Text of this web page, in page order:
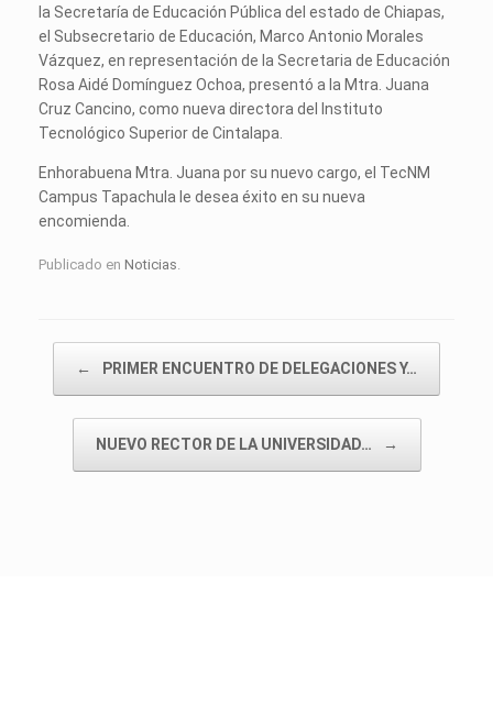
la Secretaría de Educación Pública del estado de Chiapas,
el Subsecretario de Educación, Marco Antonio Morales
Vázquez, en representación de la Secretaria de Educación
Rosa Aidé Domínguez Ochoa, presentó a la Mtra. Juana
Cruz Cancino, como nueva directora del Instituto
Tecnológico Superior de Cintalapa.
Enhorabuena Mtra. Juana por su nuevo cargo, el TecNM
Campus Tapachula le desea éxito en su nueva
encomienda.
Publicado en Noticias.
Navegador de artículos
← PRIMER ENCUENTRO DE DELEGACIONES Y…
NUEVO RECTOR DE LA UNIVERSIDAD… →